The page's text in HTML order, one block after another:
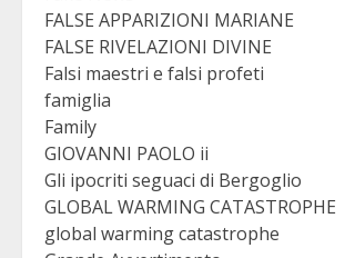
FALSE APPARIZIONI MARIANE
FALSE RIVELAZIONI DIVINE
Falsi maestri e falsi profeti
famiglia
Family
GIOVANNI PAOLO ii
Gli ipocriti seguaci di Bergoglio
GLOBAL WARMING CATASTROPHE
global warming catastrophe